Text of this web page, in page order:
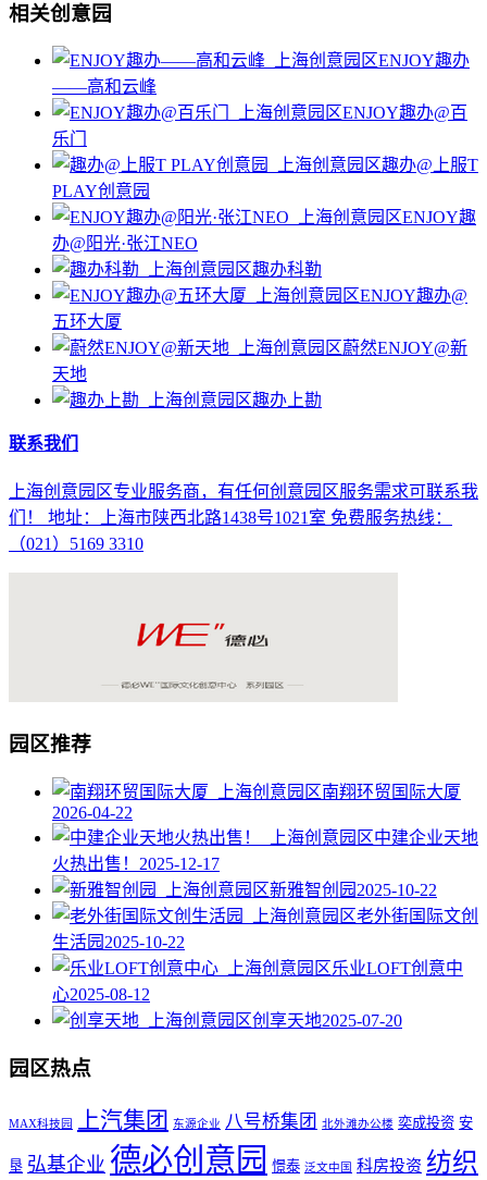
相关创意园
ENJOY趣办
——高和云峰
ENJOY趣办@百
乐门
趣办@上服T
PLAY创意园
ENJOY趣
办@阳光·张江NEO
趣办科勒
ENJOY趣办@
五环大厦
蔚然ENJOY@新
天地
趣办上勘
联系我们
上海创意园区专业服务商，有任何创意园区服务需求可联系我
们！ 地址：上海市陕西北路1438号1021室 免费服务热线：
（021）5169 3310
园区推荐
南翔环贸国际大厦
2026-04-22
中建企业天地
火热出售！ 2025-12-17
新雅智创园 2025-10-22
老外街国际文创
生活园 2025-10-22
乐业LOFT创意中
心2025-08-12
创享天地2025-07-20
园区热点
MAX科技园 上汽集团 东源企业 八号桥集团 北外滩办公楼 奕成投资 安
垦 弘基企业 德必创意园 憬泰 泛文中国 科房投资 纺织